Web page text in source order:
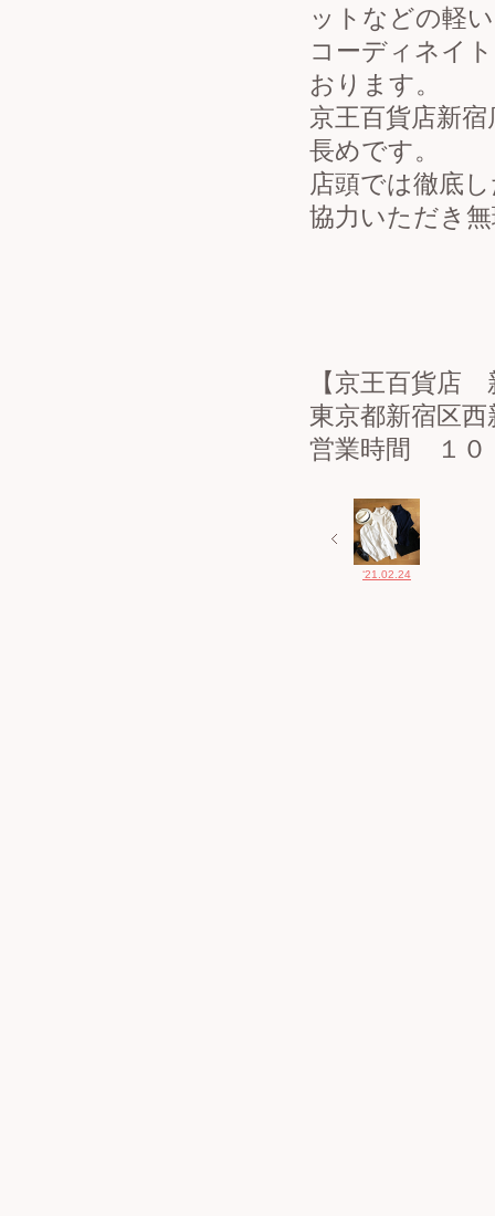
ットなどの軽
コーディネイ
おります。
京王百貨店新
長めです。
店頭では徹底
協力いただき
【京王百貨店
東京都新宿区
営業時間 １０
‘21.02.24